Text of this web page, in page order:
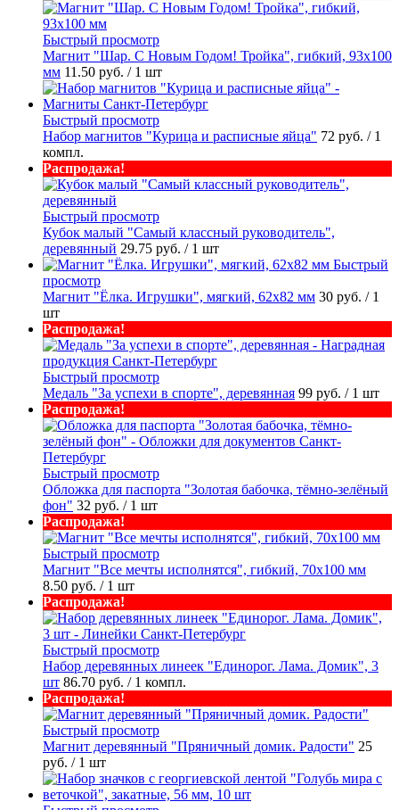
Быстрый просмотр
Магнит "Шар. С Новым Годом! Тройка", гибкий, 93х100
мм 11.50 руб. / 1 шт
Быстрый просмотр
Набор магнитов "Курица и расписные яйца" 72 руб. / 1
компл.
Распродажа!
Быстрый просмотр
Кубок малый "Самый классный руководитель",
деревянный 29.75 руб. / 1 шт
Быстрый
просмотр
Магнит "Ёлка. Игрушки", мягкий, 62х82 мм 30 руб. / 1
шт
Распродажа!
Быстрый просмотр
Медаль "За успехи в спорте", деревянная 99 руб. / 1 шт
Распродажа!
Быстрый просмотр
Обложка для паспорта "Золотая бабочка, тёмно-зелёный
фон" 32 руб. / 1 шт
Распродажа!
Быстрый просмотр
Магнит "Все мечты исполнятся", гибкий, 70х100 мм
8.50 руб. / 1 шт
Распродажа!
Быстрый просмотр
Набор деревянных линеек "Единорог. Лама. Домик", 3
шт 86.70 руб. / 1 компл.
Распродажа!
Быстрый просмотр
Магнит деревянный "Пряничный домик. Радости" 25
руб. / 1 шт